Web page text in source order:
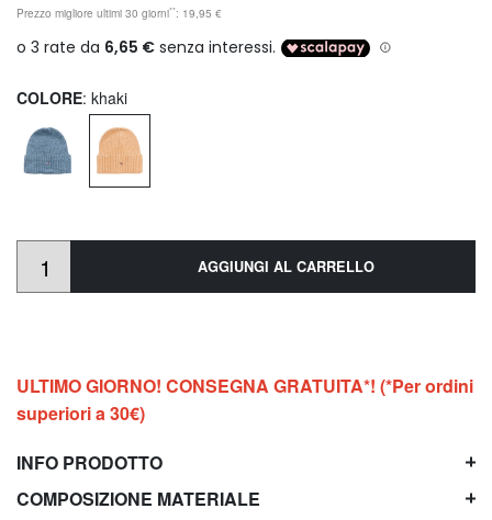
Prezzo migliore ultimi 30 giorni**: 19,95 €
COLORE: khaki
AGGIUNGI AL CARRELLO
ULTIMO GIORNO! CONSEGNA GRATUITA*! (*Per ordini
superiori a 30€)
INFO PRODOTTO
COMPOSIZIONE MATERIALE